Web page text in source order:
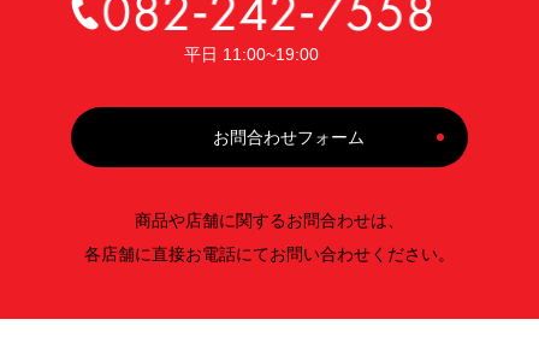
平日 11:00~19:00
お問合わせフォーム
商品や店舗に関するお問合わせは、
各店舗に直接お電話にてお問い合わせください。